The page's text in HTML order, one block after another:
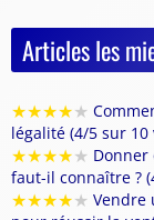
Articles les
★★★★★
légalité (4/5 sur 10
★★★★★ Donner
faut-il connaître ?
★★★★★ Vendre